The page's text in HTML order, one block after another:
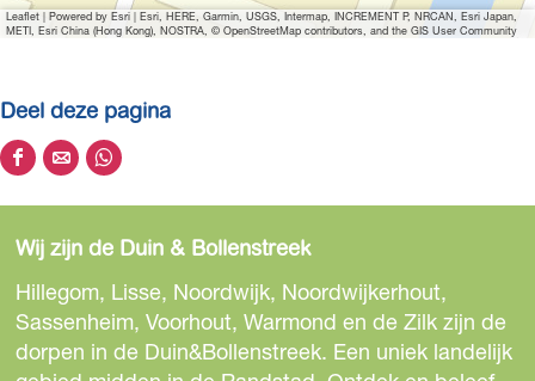
Leaflet | Powered by Esri | Esri, HERE, Garmin, USGS, Intermap, INCREMENT P, NRCAN, Esri Japan,
METI, Esri China (Hong Kong), NOSTRA, © OpenStreetMap contributors, and the GIS User Community
Deel deze pagina
D
e
l
d
e
z
D
e
l
d
e
z
D
e
l
d
e
z
Wij zijn de Duin & Bollenstreek
Hillegom, Lisse, Noordwijk, Noordwijkerhout,
Sassenheim, Voorhout, Warmond en de Zilk zijn de
dorpen in de Duin&Bollenstreek. Een uniek landelijk